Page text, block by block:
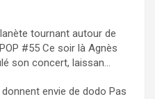
tournant autour de
#55 Ce soir là Agnès
son concert, laissan...
donnent envie de dodo Pas